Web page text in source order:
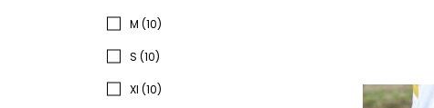
M (10)
S (10)
Xl (10)